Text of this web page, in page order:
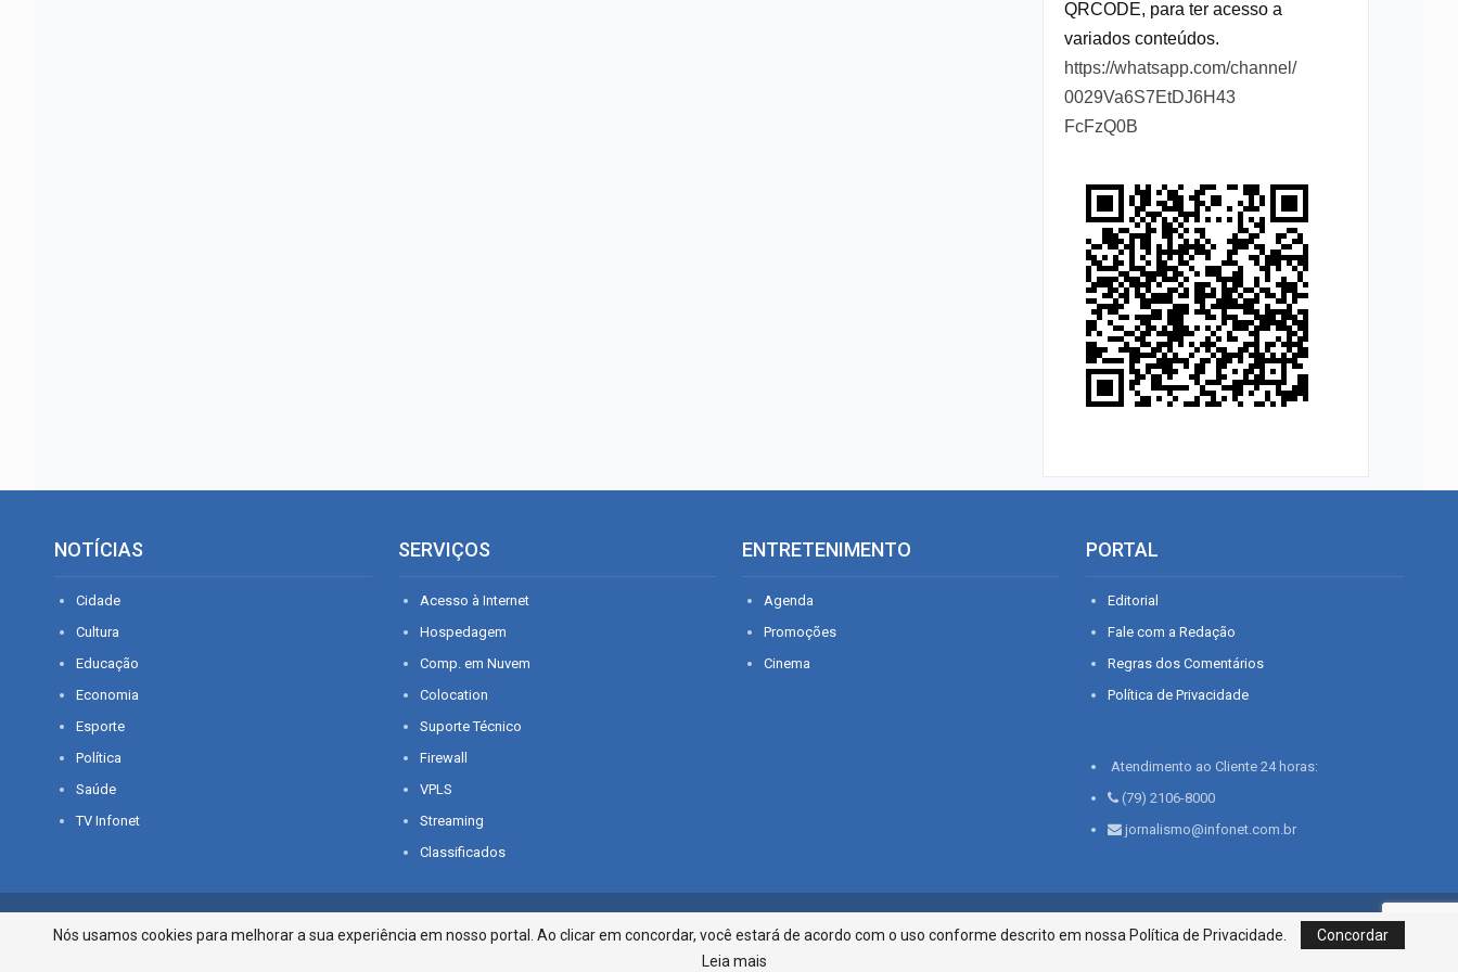
QRCODE, para ter acesso a
variados conteúdos.
https://whatsapp.com/channel/
0029Va6S7EtDJ6H43
FcFzQ0B
NOTÍCIAS
Cidade
Cultura
Educação
Economia
Esporte
Política
Saúde
TV Infonet
SERVIÇOS
Acesso à Internet
Hospedagem
Comp. em Nuvem
Colocation
Suporte Técnico
Firewall
VPLS
Streaming
Classificados
ENTRETENIMENTO
Agenda
Promoções
Cinema
PORTAL
Editorial
Fale com a Redação
Regras dos Comentários
Política de Privacidade
Atendimento ao Cliente 24 horas:
(79) 2106-8000
jornalismo@infonet.com.br
© 2026 - O que é notícia em Sergipe. Todos os direitos reservados.
Infonet - Rua Monsenhor Silveira 276, Bairro São José | Aracaju-SE, CEP 49015-030, Fone: 79.2106.8000 - CI
Centro de Informações LTDA
Nós usamos cookies para melhorar a sua experiência em nosso portal. Ao clicar em concordar, você estará de acordo com o uso conforme descrito em nossa Política de Privacidade.
Concordar
Leia mais